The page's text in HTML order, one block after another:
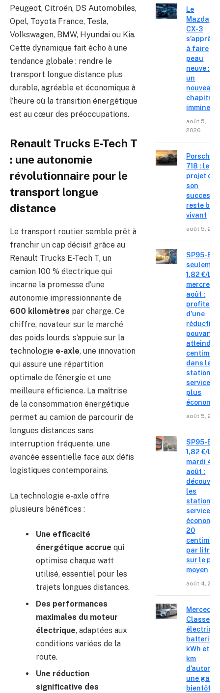
Peugeot, Citroën, DS Automobiles,
Opel, Toyota France, Tesla,
Volkswagen, BMW, Hyundai ou Kia.
Cette dynamique fait écho à une
tendance globale : rendre le
transport longue distance plus
durable, agréable et économique à
l’heure où la transition énergétique
est au cœur des préoccupations.
Renault Trucks E-Tech T
: une autonomie
révolutionnaire pour le
transport longue
distance
Le transport routier semble prêt à
franchir un cap décisif grâce au
Renault Trucks E-Tech T, un
camion 100 % électrique qui
incarne la promesse d’une
autonomie impressionnante de
600 kilomètres par charge. Ce
chiffre, novateur sur le marché
des poids lourds, s’appuie sur la
technologie e-axle, une innovation
qui assure une répartition
optimale de l’énergie et une
meilleure efficience. La maîtrise
de la consommation énergétique
permet au camion de parcourir de
longues distances sans
interruption fréquente, une
avancée essentielle face aux défis
logistiques contemporains.
La technologie e-axle offre
plusieurs bénéfices :
Une efficacité
énergétique accrue qui
optimise chaque watt
utilisé, essentiel pour les
trajets longues distances.
Des performances
maximales du moteur
électrique, adaptées aux
conditions variées de la
route.
Une réduction
significative des
Le
Mazda
CX-3
s’apprête
à faire
peau
neuve :
un
nouveau
chapitre
imminent
août 5,
2026
Porsche
718 : le
projet de
son
reste bien
vivant
août 5,
SP95-E10
1,82 €/L
mercredi
août :
profitez
d’une
réduction
pouvant
atteindre
centimes
dans les
stations-
service
plus
août 5,
SP95-E10
1,82 €/L
mardi 4
août :
les
stations-
service où
20
centimes
par litre
sur le prix
moyen
août 4,
Mercedes
Classe C
batterie
kWh et
km
une
bientôt